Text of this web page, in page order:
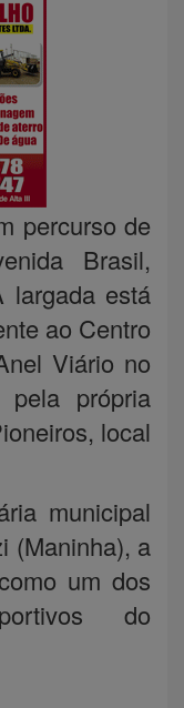
percurso de
Brasil,
largada está
ao Centro
Viário no
pela própria
local
municipal
(Maninha), a
um dos
do